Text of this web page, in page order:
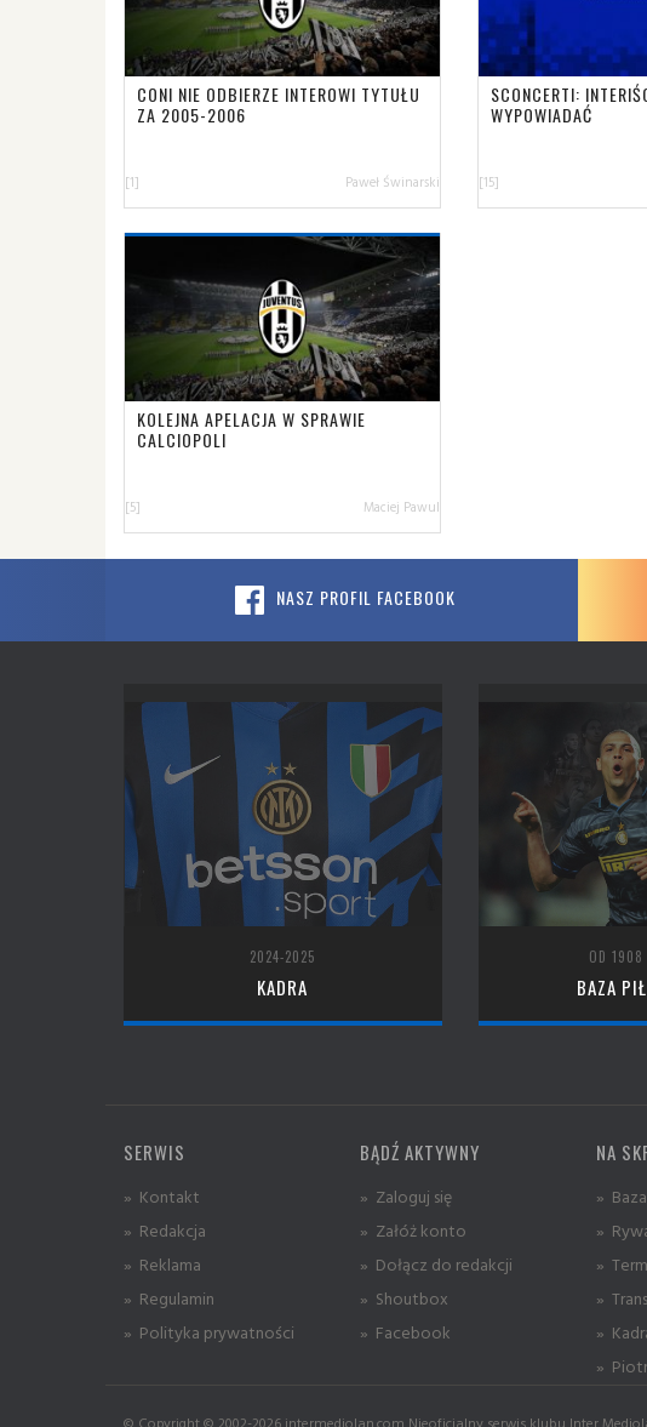
CONI NIE ODBIERZE INTEROWI TYTUŁU
ZA 2005-2006
[1] Paweł Świnarski
SCONCERTI:
WYPOWIADAĆ
[15]
KOLEJNA APELACJA W SPRAWIE
CALCIOPOLI
[5] Maciej Pawul
NASZ PROFIL FACEBOOK
2024-2025
KADRA
OD 1908
BAZA
SERWIS
» Kontakt
» Redakcja
» Reklama
» Regulamin
» Polityka prywatności
BĄDŹ AKTYWNY
» Zaloguj się
» Załóż konto
» Dołącz do redakcji
» Shoutbox
» Facebook
NA
»
»
»
»
»
»
© Copyright © 2002-2026 intermediolan.com Nieoficjalny serwis klubu Inter